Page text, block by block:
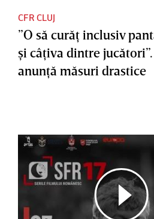
CFR CLUJ
”O să curăţ inclusiv
şi câţiva dintre
anunţă măsuri drastice